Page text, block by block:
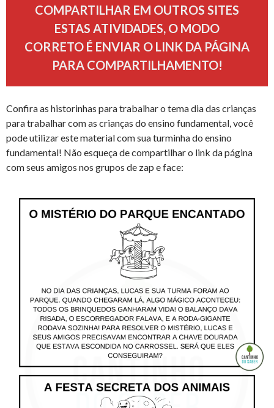
COMPARTILHAR EM OUTROS SITES
ESTAS ATIVIDADES, O MODO
CORRETO É ENVIAR O LINK DA PÁGINA
PARA COMPARTILHAMENTO!
Confira as historinhas para trabalhar o tema dia das crianças
para trabalhar com as crianças do ensino fundamental, você
pode utilizar este material com sua turminha do ensino
fundamental! Não esqueça de compartilhar o link da página
com seus amigos nos grupos de zap e face: